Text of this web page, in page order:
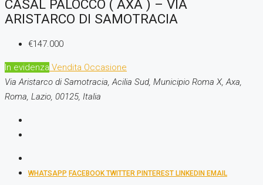
CASAL PALOCCO ( AXA ) – VIA
ARISTARCO DI SAMOTRACIA
€147.000
In evidenza Vendita Occasione
Via Aristarco di Samotracia, Acilia Sud, Municipio Roma X, Axa,
Roma, Lazio, 00125, Italia
WHATSAPP FACEBOOKTWITTER PINTEREST LINKEDIN EMAIL